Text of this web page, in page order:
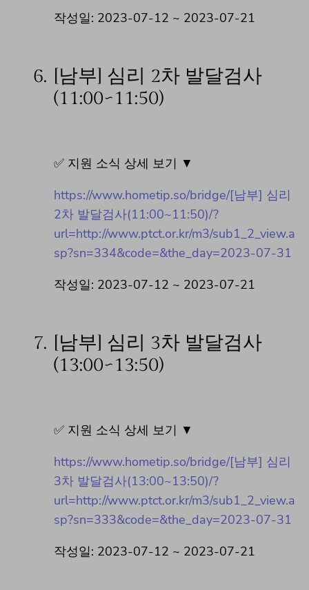
작성일: 2023-07-12 ~ 2023-07-21
6. [남부] 심리 2차 발달검사
(11:00~11:50)
✅ 지원 소식 상세 보기 ▼
https://www.hometip.so/bridge/[남부] 심리
2차 발달검사(11:00~11:50)/?
url=http://www.ptct.or.kr/m3/sub1_2_view.a
sp?sn=334&code=&the_day=2023-07-31
작성일: 2023-07-12 ~ 2023-07-21
7.
[남부] 심리 3차 발달검사
(13:00~13:50)
✅ 지원 소식 상세 보기 ▼
https://www.hometip.so/bridge/[남부] 심리
3차 발달검사(13:00~13:50)/?
url=http://www.ptct.or.kr/m3/sub1_2_view.a
sp?sn=333&code=&the_day=2023-07-31
작성일: 2023-07-12 ~ 2023-07-21